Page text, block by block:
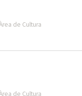
de Cultura
de Cultura